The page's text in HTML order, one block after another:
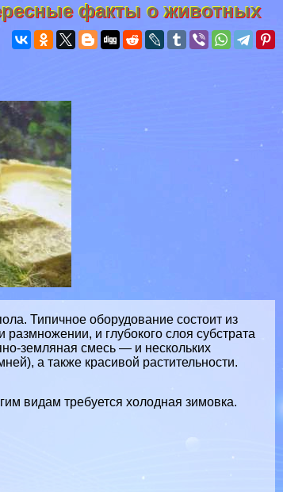
факты о животных
Типичное оборудование состоит из
и глубокого слоя субстрата
земляная смесь — и нескольких
а также красивой растительности.
видам требуется холодная зимовка.